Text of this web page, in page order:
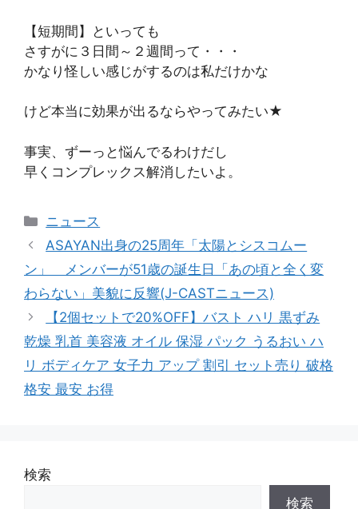
【短期間】といっても
さすがに３日間～２週間って・・・
かなり怪しい感じがするのは私だけかな
けど本当に効果が出るならやってみたい★
事実、ずーっと悩んでるわけだし
早くコンプレックス解消したいよ。
カ
テ
リ
ー
ニュース
ASAYAN出身の25周年「太陽とシスコムー
ン」 メンバーが51歳の誕生日「あの頃と全く変
わらない」美貌に反響(J-CASTニュース)
【2個セットで20%OFF】バスト ハリ 黒ずみ
乾燥 乳首 美容液 オイル 保湿 パック うるおい ハ
リ ボディケア 女子力 アップ 割引 セット売り 破格
格安 最安 お得
検索
検索